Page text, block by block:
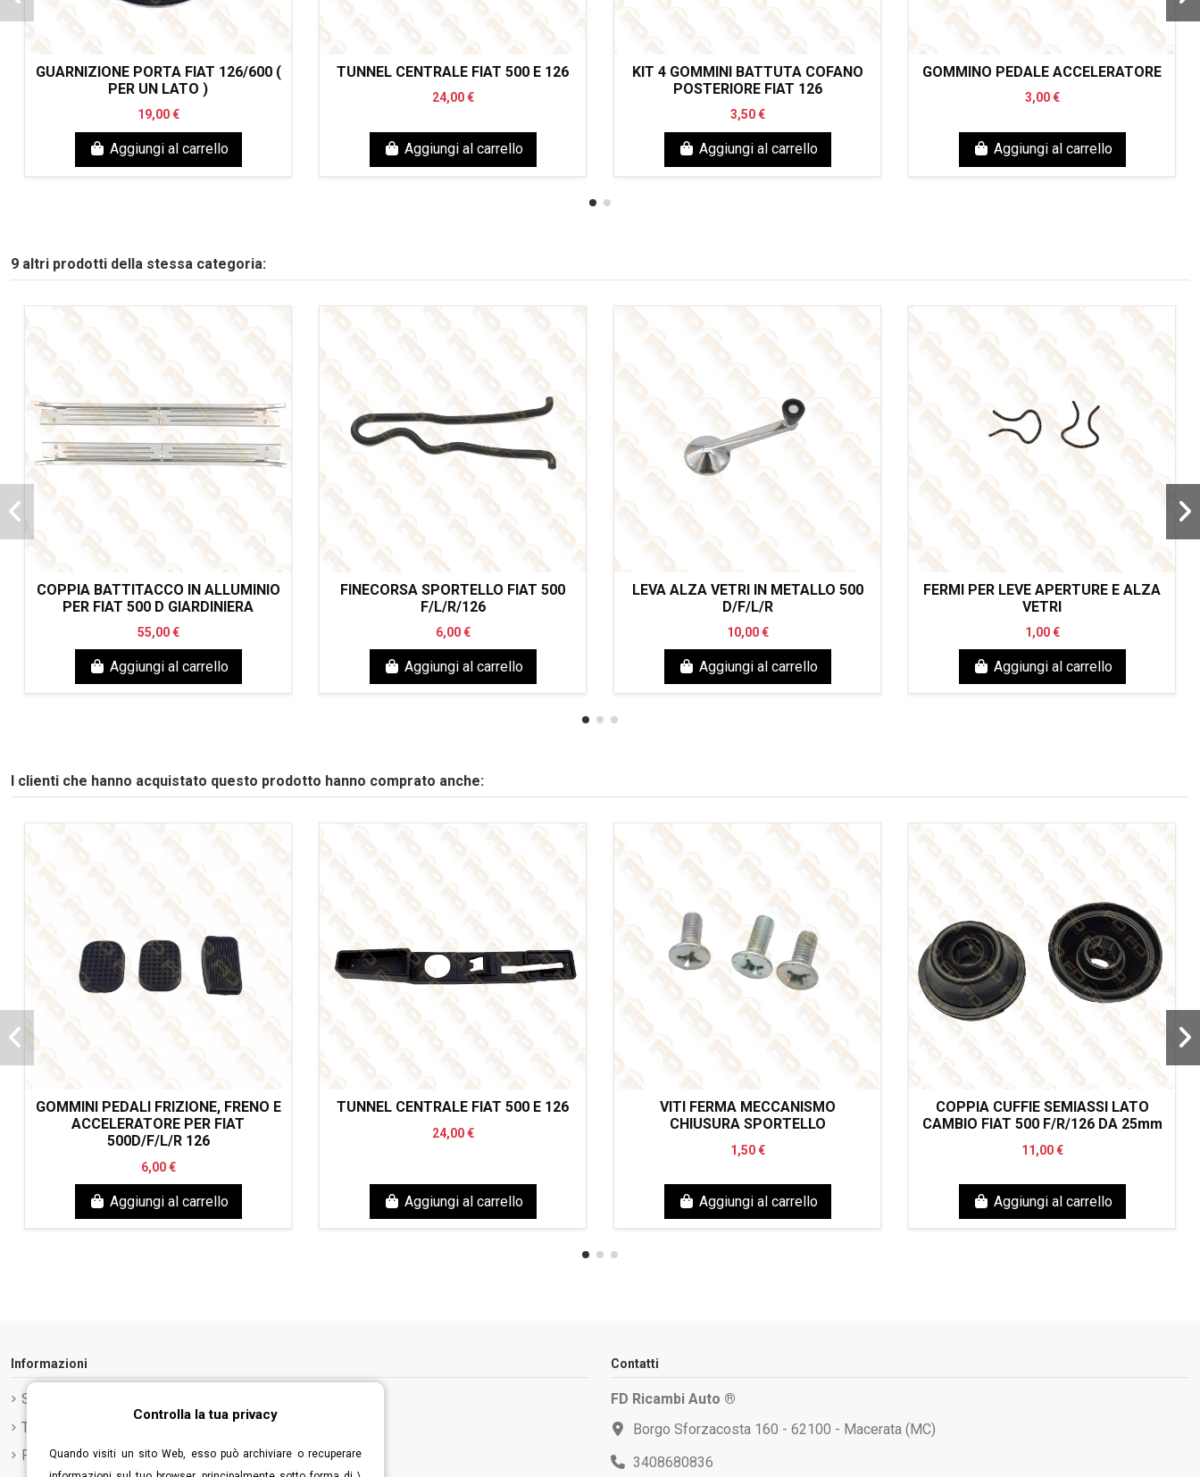
GUARNIZIONE PORTA FIAT 126/600 (
PER UN LATO )
19,00 €
Aggiungi al carrello
TUNNEL CENTRALE FIAT 500 E 126
24,00 €
Aggiungi al carrello
KIT 4 GOMMINI BATTUTA COFANO
POSTERIORE FIAT 126
3,50 €
Aggiungi al carrello
GOMMINO PEDALE ACCELERATORE
3,00 €
Aggiungi al carrello
9 altri prodotti della stessa categoria:
COPPIA BATTITACCO IN ALLUMINIO
PER FIAT 500 D GIARDINIERA
55,00 €
Aggiungi al carrello
FINECORSA SPORTELLO FIAT 500
F/L/R/126
6,00 €
Aggiungi al carrello
LEVA ALZA VETRI IN METALLO 500
D/F/L/R
10,00 €
Aggiungi al carrello
FERMI PER LEVE APERTURE E ALZA
VETRI
1,00 €
Aggiungi al carrello
I clienti che hanno acquistato questo prodotto hanno comprato anche:
GOMMINI PEDALI FRIZIONE, FRENO E
ACCELERATORE PER FIAT
500D/F/L/R 126
6,00 €
Aggiungi al carrello
TUNNEL CENTRALE FIAT 500 E 126
24,00 €
Aggiungi al carrello
VITI FERMA MECCANISMO
CHIUSURA SPORTELLO
1,50 €
Aggiungi al carrello
COPPIA CUFFIE SEMIASSI LATO
CAMBIO FIAT 500 F/R/126 DA 25mm
11,00 €
Aggiungi al carrello
Informazioni
Spedizione e Consegna
Termini e condizioni d'uso
Privacy Policy
Contatti
FD Ricambi Auto ®
Borgo Sforzacosta 160 - 62100 - Macerata (MC)
3408680836
Controlla la tua privacy
Quando visiti un sito Web, esso può archiviare o recuperare